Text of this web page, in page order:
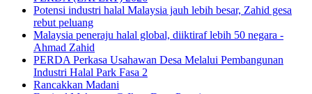
Potensi industri halal Malaysia jauh lebih besar, Zahid gesa
rebut peluang
Malaysia peneraju halal global, diiktiraf lebih 50 negara -
Ahmad Zahid
PERDA Perkasa Usahawan Desa Melalui Pembangunan
Industri Halal Park Fasa 2
Rancakkan Madani